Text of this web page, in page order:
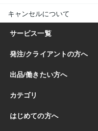
キャンセルについて